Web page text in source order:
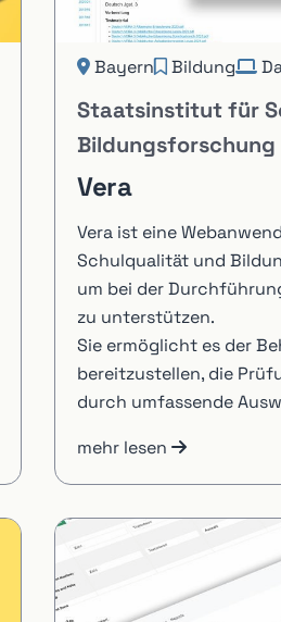
Bayern Bildung
Staatsinstitut für
Bildungsforschung
Vera
Vera ist eine
Schulqualität und
um bei der
zu unterstützen.
Sie ermöglicht es der
bereitzustellen, die
durch umfassende
mehr lesen